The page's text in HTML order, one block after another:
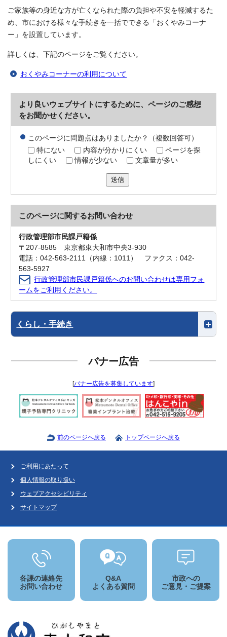
ご家族等の身近な方が亡くなられた際の負担や不安を軽減するた
め、市における様々な手続きを一括でできる「おくやみコーナ
ー」を設置しています。
詳しくは、下記のページをご覧ください。
おくやみコーナーの利用について
より良いウェブサイトにするために、ページのご感想
をお聞かせください。
このページに問題点はありましたか？（複数回答可）
特にない
内容が分かりにくい
ページを探
しにくい
情報が少ない 文章量が多い
送信
このページに関するお問い合わせ
行政管理部市民課戸籍係
〒207-8585 東京都東大和市中央3-930
電話：042-563-2111（内線：1011） ファクス：042-
563-5927
行政管理部市民課戸籍係へのお問い合わせは専用フォ
ームをご利用ください。
くらし・手続き
バナー広告
[バナー広告を募集しています]
前のページへ戻る トップページへ戻る
ご利用にあたって
個人情報の取り扱い
ウェブアクセシビリティ
サイトマップ
各課の連絡先
お問い合わせ
Q&A
よくある質問
市政への
ご意見・ご提案